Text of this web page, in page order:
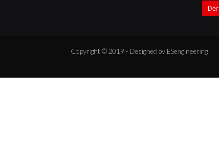
Copyright © 2019 - Designed by ESengineering